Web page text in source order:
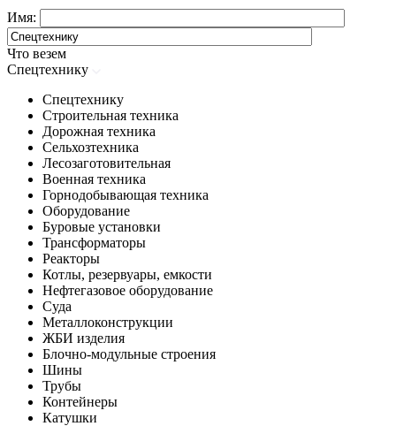
Имя:
Что везем
Спецтехнику
Спецтехнику
Строительная техника
Дорожная техника
Сельхозтехника
Лесозаготовительная
Военная техника
Горнодобывающая техника
Оборудование
Буровые установки
Трансформаторы
Реакторы
Котлы, резервуары, емкости
Нефтегазовое оборудование
Cуда
Металлоконструкции
ЖБИ изделия
Блочно-модульные строения
Шины
Трубы
Контейнеры
Катушки